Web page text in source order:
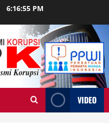
6:16:56 PM
VIDEO